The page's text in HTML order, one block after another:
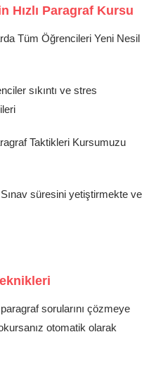
Hızlı Paragraf Kursu
Tüm Öğrencileri Yeni Nesil
sıkıntı ve stres
Taktikleri Kursumuzu
süresini yetiştirmekte ve
sorularını çözmeye
otomatik olarak